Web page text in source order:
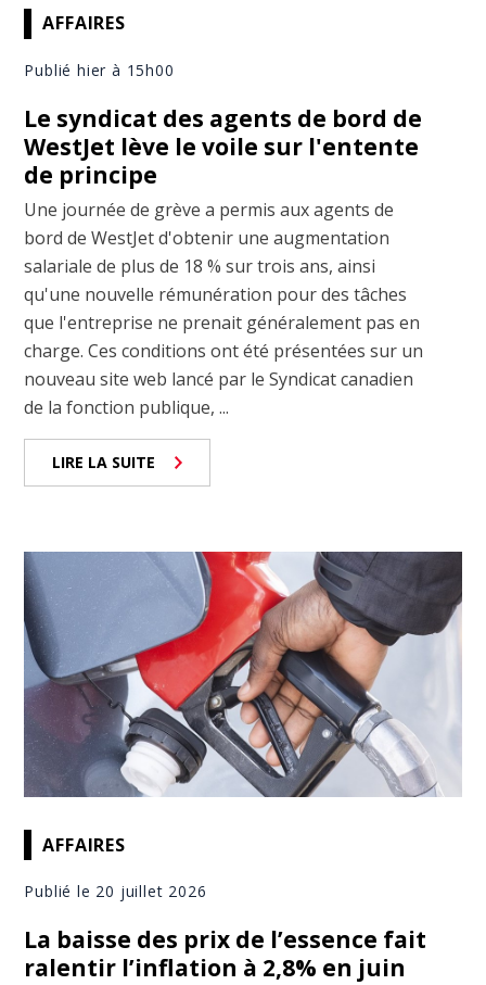
AFFAIRES
Publié hier à 15h00
Le syndicat des agents de bord de
WestJet lève le voile sur l'entente
de principe
Une journée de grève a permis aux agents de
bord de WestJet d'obtenir une augmentation
salariale de plus de 18 % sur trois ans, ainsi
qu'une nouvelle rémunération pour des tâches
que l'entreprise ne prenait généralement pas en
charge. Ces conditions ont été présentées sur un
nouveau site web lancé par le Syndicat canadien
de la fonction publique, ...
LIRE LA SUITE
AFFAIRES
Publié le 20 juillet 2026
La baisse des prix de l’essence fait
ralentir l’inflation à 2,8% en juin